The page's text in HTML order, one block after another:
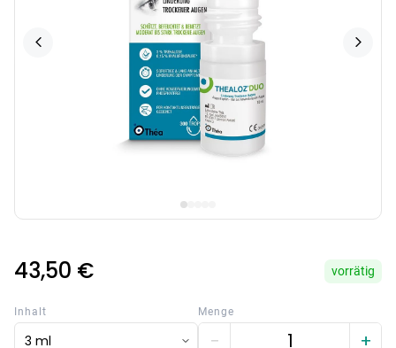
43,50 € vorrätig
Inhalt
3 ml
Menge
− +